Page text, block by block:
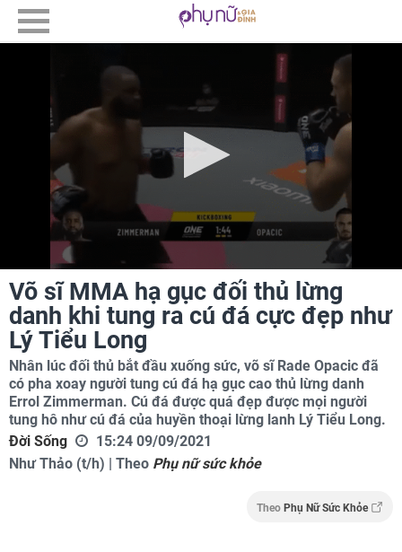
Võ sĩ MMA hạ gục đối thủ lừng
danh khi tung ra cú đá cực đẹp như
Lý Tiểu Long
Nhân lúc đối thủ bắt đầu xuống sức, võ sĩ Rade Opacic đã
có pha xoay người tung cú đá hạ gục cao thủ lừng danh
Errol Zimmerman. Cú đá được quá đẹp được mọi người
tung hô như cú đá của huyền thoại lừng lanh Lý Tiểu Long.
Đời Sống
15:24 09/09/2021
Như Thảo (t/h) | Theo Phụ nữ sức khỏe
Theo Phụ Nữ Sức Khỏe